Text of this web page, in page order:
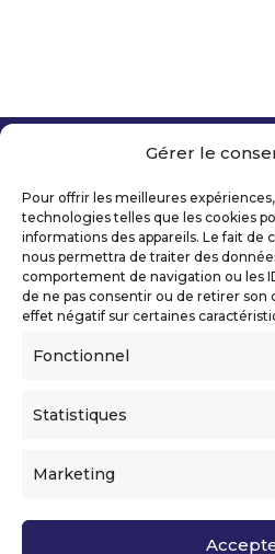
Gérer le
Pour offrir les meilleures
technologies telles que les cookies
informations des appareils. Le fait de
nous permettra de traiter des
comportement de navigation ou les
de ne pas consentir ou de retirer
effet négatif sur certaines
Fonctionnel
Statistiques
Marketing
Mentions légales
Politique de confidentialité
Déclaration d’accessibilité
Ils nous soutiennent